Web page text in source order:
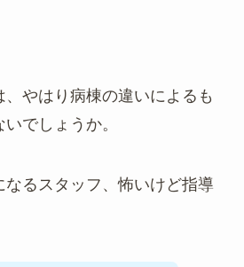
やはり病棟の違いによるも
でしょうか。
るスタッフ、怖いけど指導